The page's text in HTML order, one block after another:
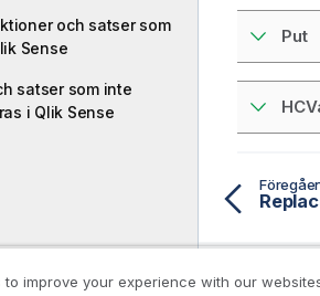
och satser som
Sense
satser som inte
i Qlik Sense
Put
to improve your experience with our